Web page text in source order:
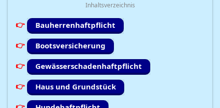
Inhaltsverzeichnis
Bauherrenhaftpflicht
Bootsversicherung
Gewässerschadenhaftpflicht
Haus und Grundstück